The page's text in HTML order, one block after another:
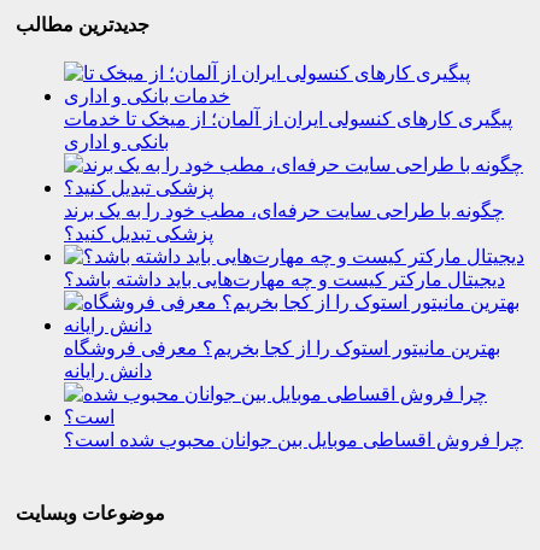
جدیدترین مطالب
پیگیری کارهای کنسولی ایران از آلمان؛ از میخک تا خدمات
بانکی و اداری
چگونه با طراحی سایت حرفه‌ای، مطب خود را به یک برند
پزشکی تبدیل کنید؟
دیجیتال مارکتر کیست و چه مهارت‌هایی باید داشته باشد؟
بهترین مانیتور استوک را از کجا بخریم؟ معرفی فروشگاه
دانش رایانه
چرا فروش اقساطی موبایل بین جوانان محبوب شده است؟
موضوعات وبسایت